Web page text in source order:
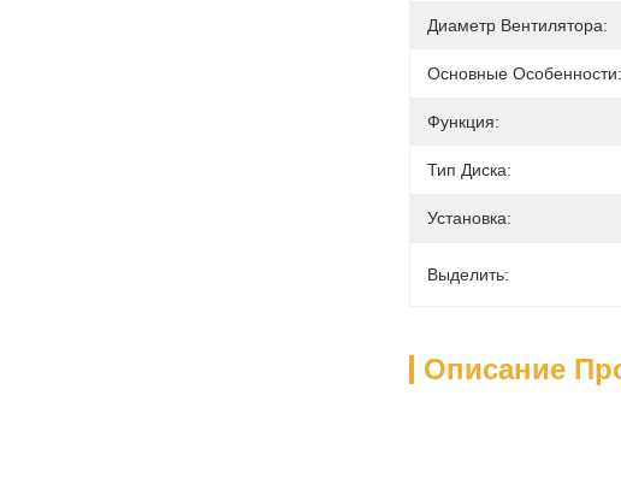
Диаметр Вентилятора:
Основные Особенности:
Функция:
Тип Диска:
Установка:
Выделить:
Описание